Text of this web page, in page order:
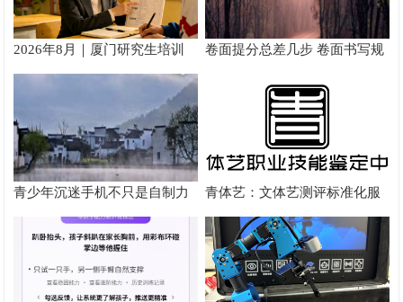
2026年8月｜厦门研究生培训
推荐
卷面提分总差几步 卷面书写规
青少年沉迷手机不只是自制力
差！陕西家长读懂背后的心理
根源
青体艺：文体艺测评标准化服
务体系解析